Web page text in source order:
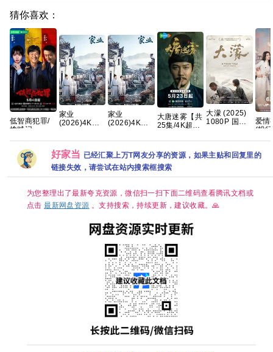
猜你喜欢：
低智商犯罪/
擒贼记
】【悬疑/ 犯
罪】【国语中
家业
(2026)4K
音效
HiveWeb/简
体中文/夸克
百度网盘/单
集1GB】
家业
(2026)4K
音效
体中文/夸克
百度网盘/单
集1GB】
大唐迷雾【共
25集/4K超
夸克
大濛 (2025)
1080P 国语
爱情
(投行
语中
好家当 已经汇聚上万T网友分享的资源，如果主贴和回复里的
链接失效，请尝试在站内搜索框搜索
为您整理出了最新夸克资源，微信扫一扫下面二维码查看腾讯文档或
点击最新网盘资源 。支持搜索，持续更新，建议收藏。🙏